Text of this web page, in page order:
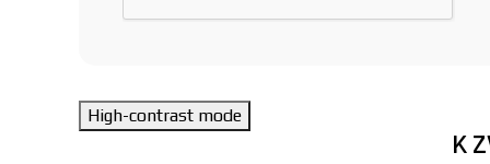
High-contrast mode
K